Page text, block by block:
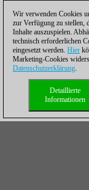
Wir verwenden Cookies
zur Verfügung zu stellen,
Inhalte auszuspielen.
technisch erforderlichen
eingesetzt werden. Hier
Marketing-Cookies
Datenschutzerklärung.
Detaillierte
Informationen